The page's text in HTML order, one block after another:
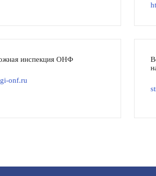
инспекция ОНФ
onf.ru